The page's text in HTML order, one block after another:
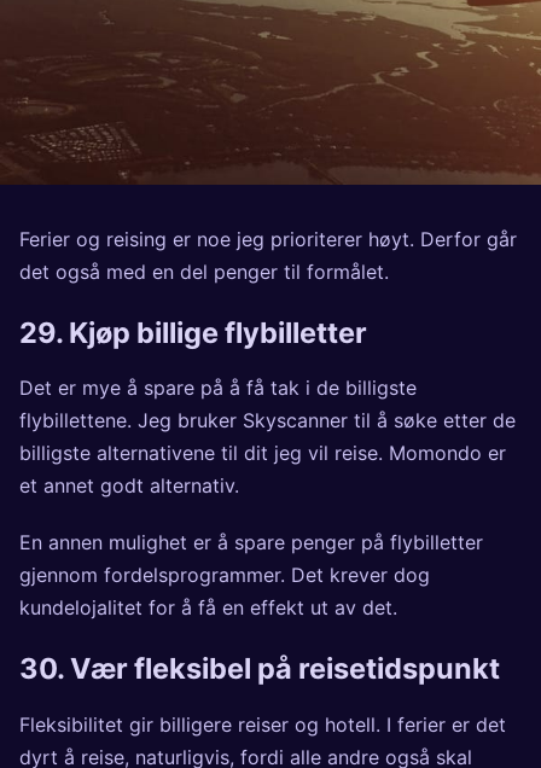
Ferier og reising er noe jeg prioriterer høyt. Derfor går
det også med en del penger til formålet.
29. Kjøp billige flybilletter
Det er mye å spare på å få tak i de billigste
flybillettene. Jeg bruker Skyscanner til å søke etter de
billigste alternativene til dit jeg vil reise. Momondo er
et annet godt alternativ.
En annen mulighet er å spare penger på flybilletter
gjennom fordelsprogrammer. Det krever dog
kundelojalitet for å få en effekt ut av det.
30. Vær fleksibel på reisetidspunkt
Fleksibilitet gir billigere reiser og hotell. I ferier er det
dyrt å reise, naturligvis, fordi alle andre også skal